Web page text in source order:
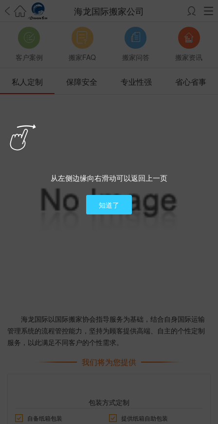
海龙国际搬家公司
希望邮寄国际包裹顺利，从广州市国际快递邮寄到新西兰哪个公司好？
澳洲海运搬家回广州报关清关要怎么做？注意事项有哪些？
青岛市国际
搬家服务到美国，搬家公司有哪些搬家方案？ 大连市国际搬家服务到中
国台湾是一种怎样的体验？有人分享搬家经历吗？
从长沙市国际快递邮
法有哪些？具体怎么操作？ 国际搬家：家具海运到奥克兰怎么样能省
家怎么搬省钱？
从秦皇岛市托运到美国
从广州市搬家到比利时 从上海市搬家到意大利
客户案例 搬家FAQ 搬家问答 搬家资讯
私人定制 保障安全 专业性强 省心省事
海龙国际以国际搬家协会指导服务为基础，结合自身国际运输
管理系统的流程管控能力，坚持为顾客提供高端、自主的个性定制
服务，以此满足不同客户的个性需求。
我们将为您提供
包装方式定制
自备纸箱包装
提供纸箱自助包装
从左侧边缘向右滑动可以返回上一页
知道了